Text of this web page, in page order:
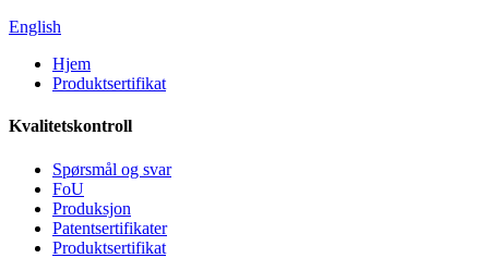
English
Hjem
Produktsertifikat
Kvalitetskontroll
Spørsmål og svar
FoU
Produksjon
Patentsertifikater
Produktsertifikat